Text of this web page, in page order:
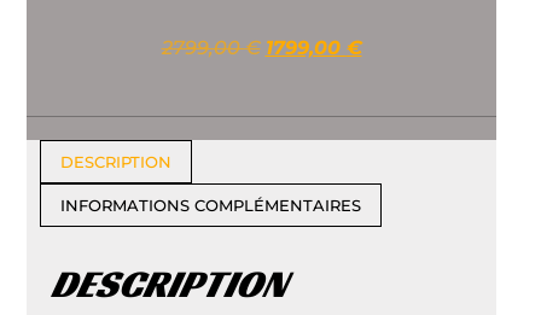
2799,00€ 1799,00 €
DESCRIPTION
INFORMATIONS COMPLÉMENTAIRES
DESCRIPTION